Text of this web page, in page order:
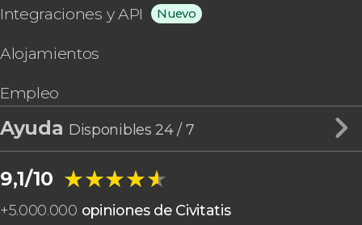
Integraciones y API Nuevo
Alojamientos
Empleo
Ayuda Disponibles 24 / 7
9,1/10 ★★★★★
★★★★★
+5.000.000 opiniones de Civitatis